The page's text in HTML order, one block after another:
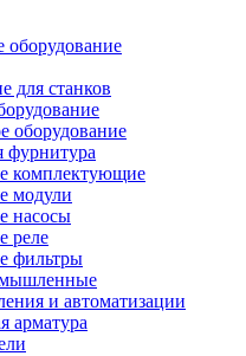
оборудование
для станков
оборудование
комплектующие
модули
насосы
реле
фильтры
и автоматизации
арматура